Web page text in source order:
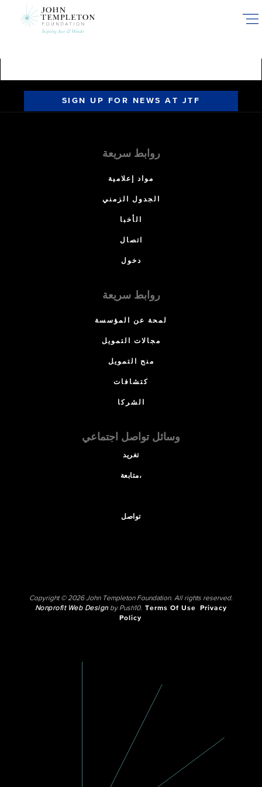
SIGN UP FOR NEWS AT JTF
روابط سريعة
مواد إعلامية
الجدول الزمني
الأخبا
اتصال
دخول
روابط سريعة
لمحة عن المؤسسة
مجالات التمويل
منح التمويل
كتشافات
الشركا
وسائل تواصل اجتماعي
تغريد
متابعة،
تواصل
Copyright © 2026 John Templeton Foundation. All rights reserved.
Nonprofit Web Designby Push10. Terms Of Use
Privacy
Policy